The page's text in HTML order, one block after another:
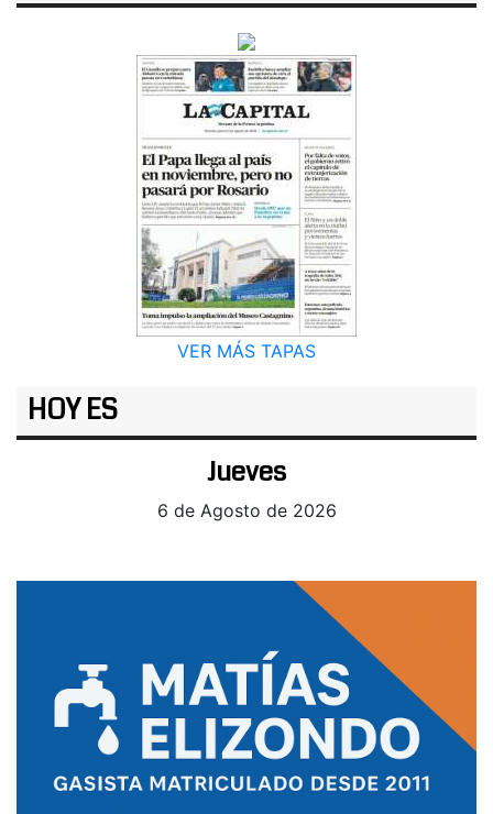
VER MÁS TAPAS
HOY ES
Jueves
6 de Agosto de 2026